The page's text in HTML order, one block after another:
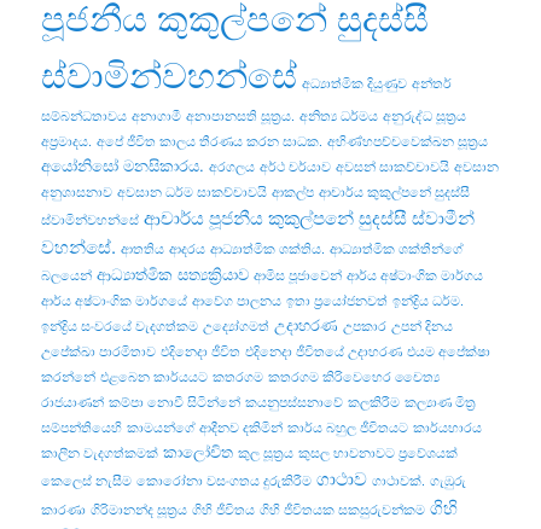
පූජනීය කුකුල්පනේ සුදස්සී
ස්වාමින්වහන්සේ අධ්‍යාත්මික දියුණුව අන්තර්
සම්බන්ධතාවය අනාගාමී අනාපානසති සූත්‍රය. අනිත්‍ය ධර්මය අනුරුද්ධ සූත්‍රය
අප්‍රමාදය. අපේ ජීවිත කාලය තීරණය කරන සාධක. අභිණ්හපච්චවෙක්ඛන සූත්‍රය
අයෝනිසෝ මනසිකාරය. අරගලය අර්ථ චර්යාව අවසන් සාකච්චාවයි අවසාන
අනුශාසනාව අවසාන ධර්ම සාකච්චාවයි ආකල්ප ආචාර්ය කුකුල්පනේ සුදස්සී
ස්වාමින්වහන්සේ ආචාර්ය පූජනීය කුකුල්පනේ සුදස්සී ස්වාමීන්
වහන්සේ. ආතතිය ආදරය ආධ්‍යාත්මික ශක්තිය. ආධ්‍යාත්මික ශක්තීන්ගේ
බලයෙන් ආධ්‍යාත්මික සත්‍යක්‍රියාව ආමිස පූජාවෙන් ආර්ය අෂ්ටාංගික මාර්ගය
ආර්ය අෂ්ටාංගික මාර්ගයේ ආවේග පාලනය ඉතා ප්‍රයෝජනවත් ඉන්ද්‍රිය ධර්ම.
ඉන්ද්‍රිය සංවරයේ වැදගත්කම උද්‍යෝගමත් උදාහරණ උපකාර උපන් දිනය
උපේක්ඛා පාරමිතාව එදිනෙදා ජීවිත එදිනෙදා ජීවිතයේ උදාහරණ එයම අපේක්ෂා
කරන්නේ එළබෙන කාර්යයට කතරගම කතරගම කිරිවෙහෙර චෛත්‍ය
රාජයාණන් කම්පා නොවී සිටින්නේ කයනුපස්සනාවේ කලකිරීම කල්‍යාණ මිත්‍ර
සම්පන්තියෙහි කාමයන්ගේ ආදීනව දකිමින් කාර්ය බහුල ජීවිතයට කාර්යභාරය
කාලීන වැදගත්කමක් කාලෝචිත කුල සූත්‍රය කුසල භාවනාවට ප්‍රවේශයක්
කෙලෙස් නැසීම කොරෝනා වසංගතය දුරුකිරීම ගාථාව ගාථාවක්. ගැඹුරු
කාරණා ගිරිමානන්ද සූත්‍රය ගිහි ජීවිතය ගිහි ජීවිතයක සකසුරුවන්කම ගිහි